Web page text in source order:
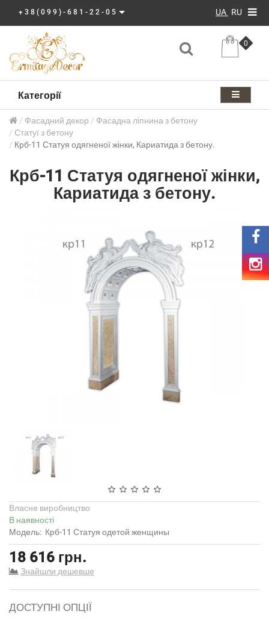
+38(099)-681-22-05 UA RU
0
Категорії
Фасадний декор
Фасадна ліпнина з бетону
Статуї з бетону
Крб-11 Статуя одягненої жінки, Кариатида з бетону.
Крб-11 Статуя одягненої жінки,
Кариатида з бетону.
Власне виробництво
В наявності
Модель: Крб-11 Статуя одетой женщины
18 616 грн.
Знайшли дешевше
ДОСТУПНІ ОПЦІЇ